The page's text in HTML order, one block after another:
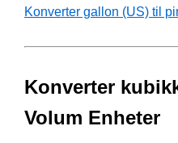
Konverter gallon (US) til
Konverter
Volum Enheter